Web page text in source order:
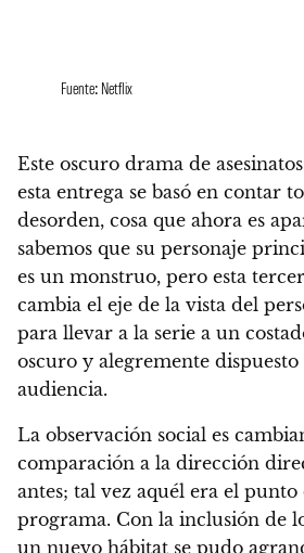
Fuente: Netflix
Este oscuro drama de
esta entrega se basó en contar
desorden, cosa que ahora es
sabemos que su personaje
es un monstruo, pero esta
cambia el eje de la vista del
para llevar a la serie a un
oscuro y alegremente
audiencia.
La observación social es
comparación a la dirección
antes; tal vez aquél era el punto
programa. Con la inclusión de
un nuevo hábitat se pudo